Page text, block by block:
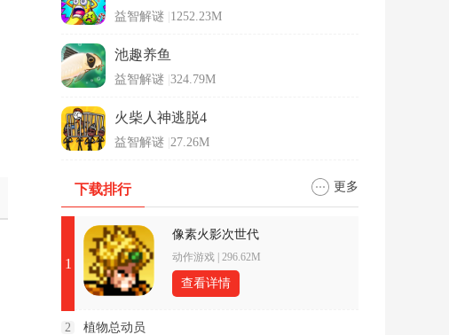
益智解谜 1252.23M
池趣养鱼
益智解谜 324.79M
火柴人神逃脱4
益智解谜 27.26M
下载排行 更多
1
像素火影次世代
动作游戏 296.62M
查看详情
2 植物总动员